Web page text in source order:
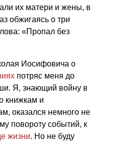
их матери и жены, в
обжигаясь о три
«Пропал без
Иосифовича о
потряс меня до
Я, знающий войну в
книжкам и
оказался немного не
повороту событий, к
жизни. Но не буду